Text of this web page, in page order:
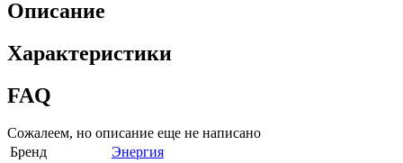
Описание
Характеристики
FAQ
Сожалеем, но описание еще не написано
Бренд
Энергия